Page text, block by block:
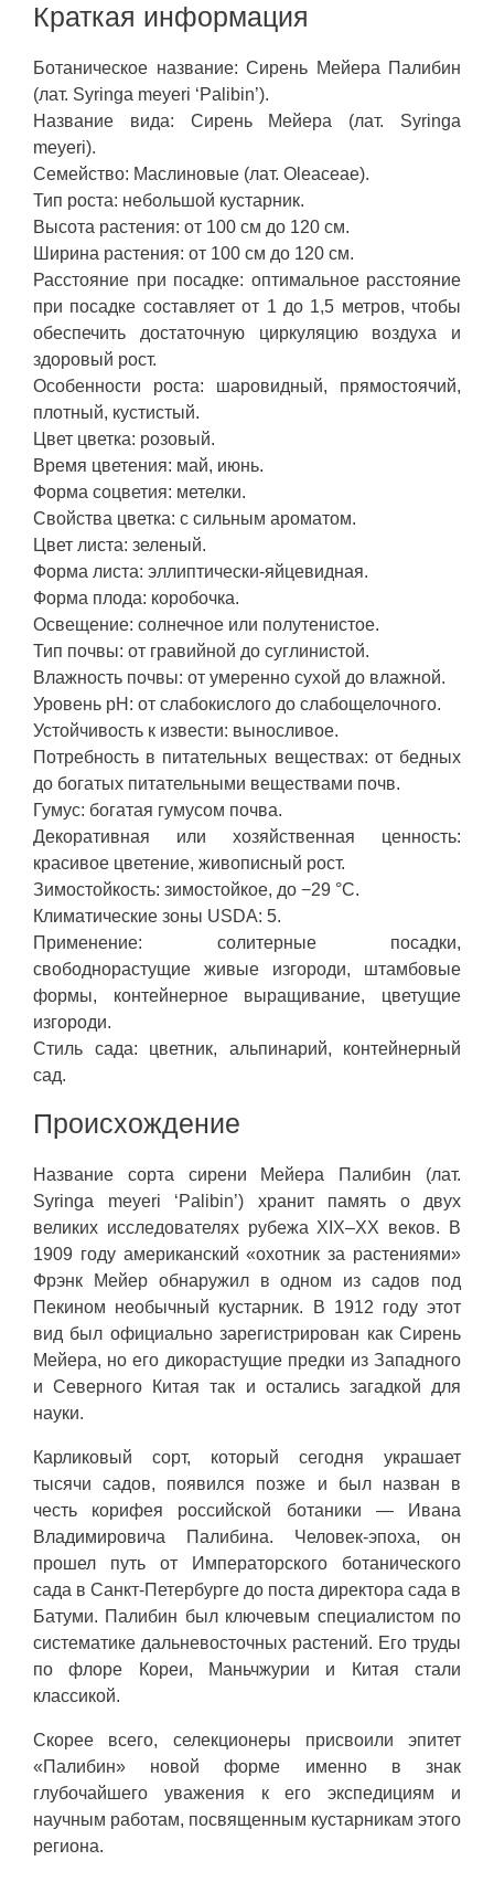
Краткая информация
Ботаническое название: Сирень Мейера Палибин
(лат. Syringa meyeri ‘Palibin’).
Название вида: Сирень Мейера (лат. Syringa
meyeri).
Семейство: Маслиновые (лат. Oleaceae).
Тип роста: небольшой кустарник.
Высота растения: от 100 см до 120 см.
Ширина растения: от 100 см до 120 см.
Расстояние при посадке: оптимальное расстояние
при посадке составляет от 1 до 1,5 метров, чтобы
обеспечить достаточную циркуляцию воздуха и
здоровый рост.
Особенности роста: шаровидный, прямостоячий,
плотный, кустистый.
Цвет цветка: розовый.
Время цветения: май, июнь.
Форма соцветия: метелки.
Свойства цветка: с сильным ароматом.
Цвет листа: зеленый.
Форма листа: эллиптически-яйцевидная.
Форма плода: коробочка.
Освещение: солнечное или полутенистое.
Тип почвы: от гравийной до суглинистой.
Влажность почвы: от умеренно сухой до влажной.
Уровень pH: от слабокислого до слабощелочного.
Устойчивость к извести: выносливое.
Потребность в питательных веществах: от бедных
до богатых питательными веществами почв.
Гумус: богатая гумусом почва.
Декоративная или хозяйственная ценность:
красивое цветение, живописный рост.
Зимостойкость: зимостойкое, до −29 °C.
Климатические зоны USDA: 5.
Применение: солитерные посадки,
свободнорастущие живые изгороди, штамбовые
формы, контейнерное выращивание, цветущие
изгороди.
Стиль сада: цветник, альпинарий, контейнерный
сад.
Происхождение
Название сорта сирени Мейера Палибин (лат.
Syringa meyeri ‘Palibin’) хранит память о двух
великих исследователях рубежа XIX–XX веков. В
1909 году американский «охотник за растениями»
Фрэнк Мейер обнаружил в одном из садов под
Пекином необычный кустарник. В 1912 году этот
вид был официально зарегистрирован как Сирень
Мейера, но его дикорастущие предки из Западного
и Северного Китая так и остались загадкой для
науки.
Карликовый сорт, который сегодня украшает
тысячи садов, появился позже и был назван в
честь корифея российской ботаники — Ивана
Владимировича Палибина. Человек-эпоха, он
прошел путь от Императорского ботанического
сада в Санкт-Петербурге до поста директора сада в
Батуми. Палибин был ключевым специалистом по
систематике дальневосточных растений. Его труды
по флоре Кореи, Маньчжурии и Китая стали
классикой.
Скорее всего, селекционеры присвоили эпитет
«Палибин» новой форме именно в знак
глубочайшего уважения к его экспедициям и
научным работам, посвященным кустарникам этого
региона.